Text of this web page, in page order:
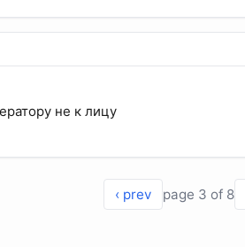
не к лицу
‹ prev page 3 of 8